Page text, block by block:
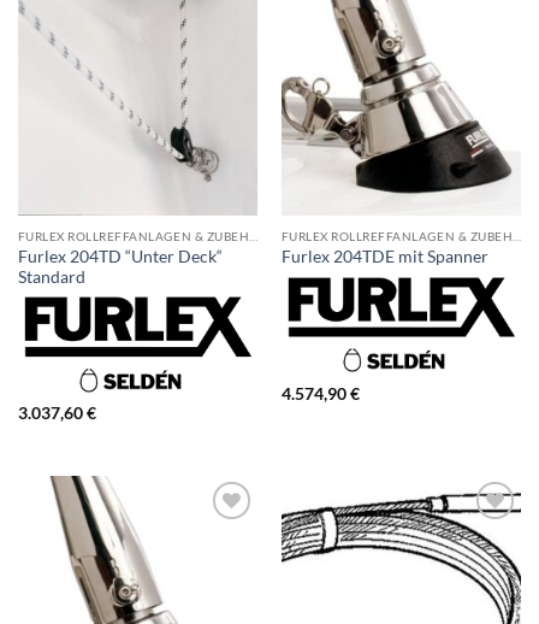
Furlex 204TD “Unter Deck“
Standard
3.037,60€
Furlex 204TDE mit Spanner
4.574,90€